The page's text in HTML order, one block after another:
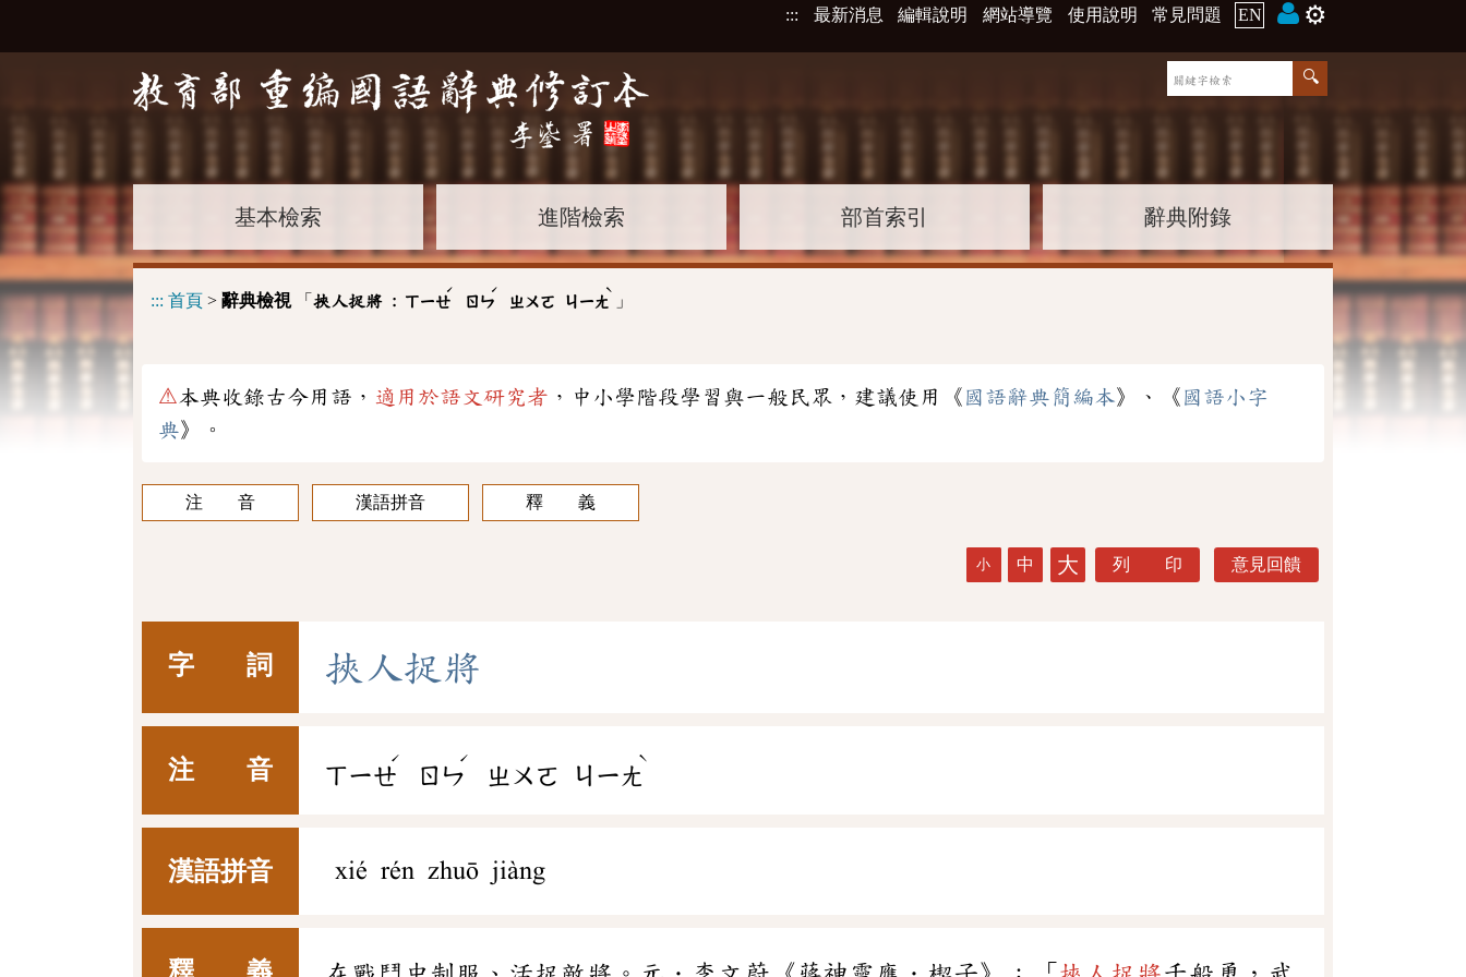
::: 最新消息 編輯說明 網站導覽 使用說明 常見問題 EN ⚙️
基本檢索 進階檢索 部首索引 辭典附錄
::: 首頁 > 辭典檢視「 挾人捉將 : ㄒㄧㄝ
ˊ
ㄖㄣ
ˊ
ㄓㄨㄛ ㄐㄧㄤ
ˋ
」
⚠本典收錄古今用語， 適用於語文研究者 ，中小學階段學習與一般民眾，建議使用《 國語辭典簡編本》、《 國語小字
典》。
注 音 漢語拼音 釋 義
小 中 大 列 印 意見回饋
字 詞 挾 人捉 將
注 音 ㄒㄧㄝ
ˊ
ㄖㄣ
ˊ
ㄓㄨㄛ ㄐㄧㄤ
ˋ
漢語拼音 xié rén zhuō jiàng